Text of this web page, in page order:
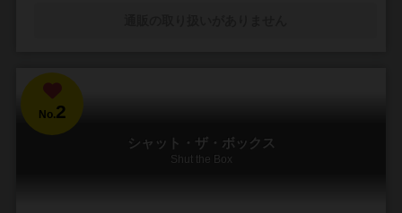
No.2
シャット・ザ・ボックス
Shut the Box